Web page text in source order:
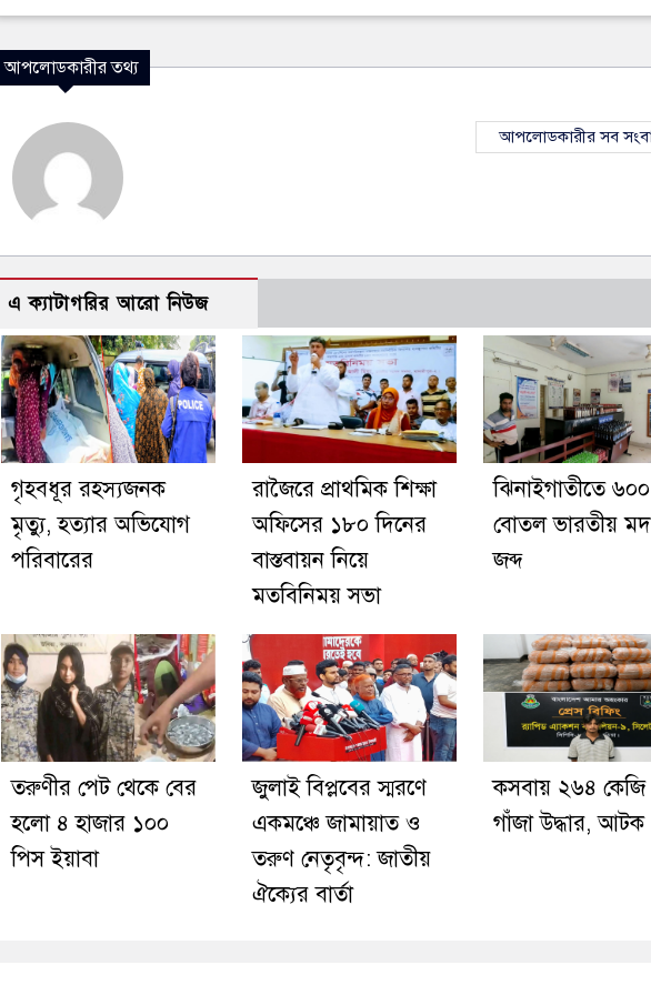
আপলোডকারীর তথ্য
আপলোডকারীর সব
এ ক্যাটাগরির আরো নিউজ
গৃহবধূর রহস্যজনক
মৃত্যু, হত্যার অভিযোগ
পরিবারের
রাজৈরে প্রাথমিক শিক্ষা
অফিসের ১৮০ দিনের
বাস্তবায়ন নিয়ে
মতবিনিময় সভা
ঝিনাইগাতীতে ৬০০
বোতল ভারতীয় মদ
জব্দ
তরুণীর পেট থেকে বের
হলো ৪ হাজার ১০০
পিস ইয়াবা
জুলাই বিপ্লবের স্মরণে
একমঞ্চে জামায়াত ও
তরুণ নেতৃবৃন্দ: জাতীয়
ঐক্যের বার্তা
কসবায় ২৬৪ কেজি
গাঁজা উদ্ধার,